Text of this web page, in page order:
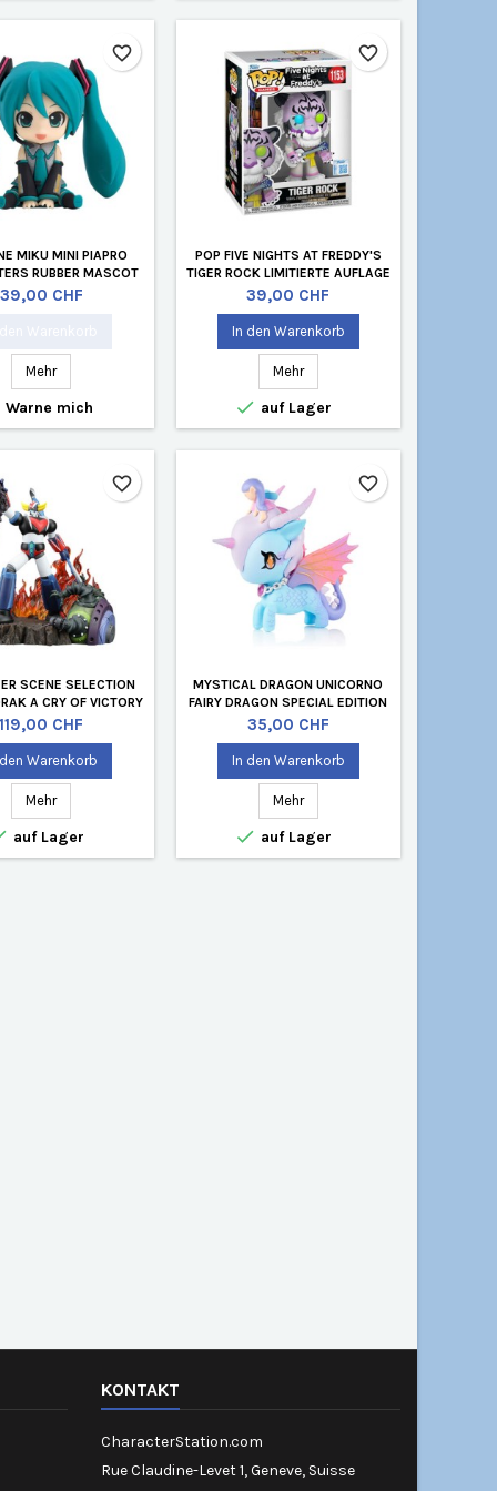
MIKU MINI PIAPRO
RUBBER MASCOT
NENDROID PLUS
Preis
39,00 CHF
Mehr
Warne mich
favorite_border
POP FIVE NIGHTS AT FREDDY'S
TIGER ROCK LIMITIERTE AUFLAGE
Preis
39,00 CHF
In den Warenkorb
Mehr
 auf Lager
favorite_border
SCENE SELECTION
A CRY OF VICTORY
Preis
119,00 CHF
Warenkorb
Mehr
auf Lager
favorite_border
MYSTICAL DRAGON UNICORNO
FAIRY DRAGON SPECIAL EDITION
VON TOKIDOKI
Preis
35,00 CHF
In den Warenkorb
Mehr
 auf Lager
favorite_border
KONTAKT
CharacterStation.com
Rue Claudine-Levet 1, Geneve, Suisse